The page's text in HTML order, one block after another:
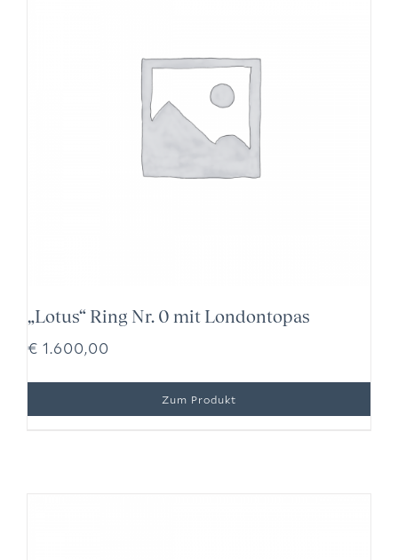
„Lotus“ Ring Nr. 0 mit Londontopas
€ 1.600,00